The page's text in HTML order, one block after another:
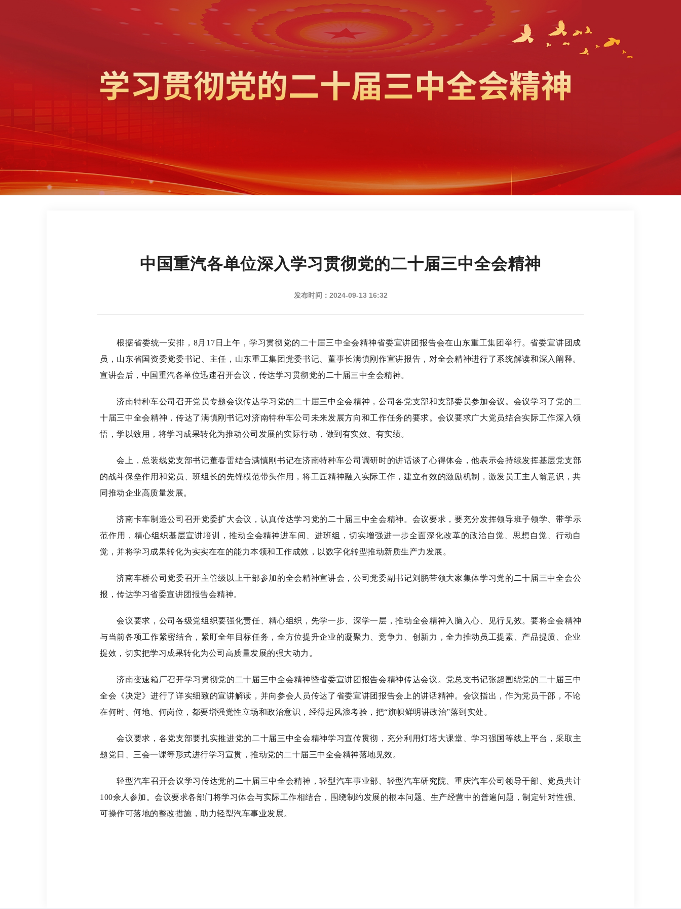
中国重汽各单位深入学习贯彻党的二十届三中全会精神
发布时间：2024-09-13 16:32
根据省委统一安排，8月17日上午，学习贯彻党的二十届三中全会精神省委宣讲团报告会在山东重工集团举行。省委宣讲团成
员，山东省国资委党委书记、主任，山东重工集团党委书记、董事长满慎刚作宣讲报告，对全会精神进行了系统解读和深入阐释。
宣讲会后，中国重汽各单位迅速召开会议，传达学习贯彻党的二十届三中全会精神。
济南特种车公司召开党员专题会议传达学习党的二十届三中全会精神，公司各党支部和支部委员参加会议。会议学习了党的二
十届三中全会精神，传达了满慎刚书记对济南特种车公司未来发展方向和工作任务的要求。会议要求广大党员结合实际工作深入领
悟，学以致用，将学习成果转化为推动公司发展的实际行动，做到有实效、有实绩。
会上，总装线党支部书记董春雷结合满慎刚书记在济南特种车公司调研时的讲话谈了心得体会，他表示会持续发挥基层党支部
的战斗保垒作用和党员、班组长的先锋模范带头作用，将工匠精神融入实际工作，建立有效的激励机制，激发员工主人翁意识，共
同推动企业高质量发展。
济南卡车制造公司召开党委扩大会议，认真传达学习党的二十届三中全会精神。会议要求，要充分发挥领导班子领学、带学示
范作用，精心组织基层宣讲培训，推动全会精神进车间、进班组，切实增强进一步全面深化改革的政治自觉、思想自觉、行动自
觉，并将学习成果转化为实实在在的能力本领和工作成效，以数字化转型推动新质生产力发展。
济南车桥公司党委召开主管级以上干部参加的全会精神宣讲会，公司党委副书记刘鹏带领大家集体学习党的二十届三中全会公
报，传达学习省委宣讲团报告会精神。
会议要求，公司各级党组织要强化责任、精心组织，先学一步、深学一层，推动全会精神入脑入心、见行见效。要将全会精神
与当前各项工作紧密结合，紧盯全年目标任务，全方位提升企业的凝聚力、竞争力、创新力，全力推动员工提素、产品提质、企业
提效，切实把学习成果转化为公司高质量发展的强大动力。
济南变速箱厂召开学习贯彻党的二十届三中全会精神暨省委宣讲团报告会精神传达会议。党总支书记张超围绕党的二十届三中
全会《决定》进行了详实细致的宣讲解读，并向参会人员传达了省委宣讲团报告会上的讲话精神。会议指出，作为党员干部，不论
在何时、何地、何岗位，都要增强党性立场和政治意识，经得起风浪考验，把“旗帜鲜明讲政治”落到实处。
会议要求，各党支部要扎实推进党的二十届三中全会精神学习宣传贯彻，充分利用灯塔大课堂、学习强国等线上平台，采取主
题党日、三会一课等形式进行学习宣贯，推动党的二十届三中全会精神落地见效。
轻型汽车召开会议学习传达党的二十届三中全会精神，轻型汽车事业部、轻型汽车研究院、重庆汽车公司领导干部、党员共计
100余人参加。会议要求各部门将学习体会与实际工作相结合，围绕制约发展的根本问题、生产经营中的普遍问题，制定针对性强、
可操作可落地的整改措施，助力轻型汽车事业发展。